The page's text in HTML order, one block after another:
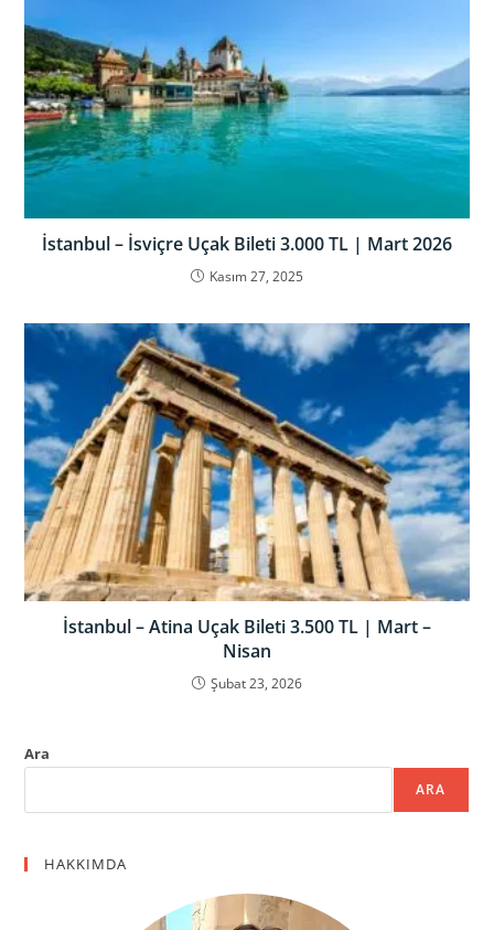
İstanbul – İsviçre Uçak Bileti 3.000 TL | Mart 2026
Kasım 27, 2025
İstanbul – Atina Uçak Bileti 3.500 TL | Mart –
Nisan
Şubat 23, 2026
Ara
ARA
HAKKIMDA